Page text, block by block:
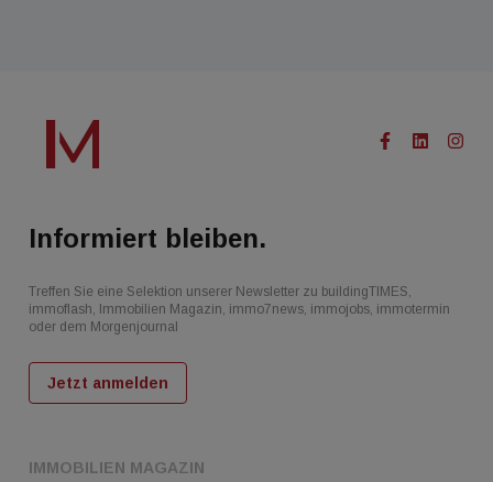
IMMOBILIEN MAGAZIN
Informiert bleiben.
Treffen Sie eine Selektion unserer Newsletter zu buildingTIMES,
immoflash, Immobilien Magazin, immo7news, immojobs, immotermin
oder dem Morgenjournal
Jetzt anmelden